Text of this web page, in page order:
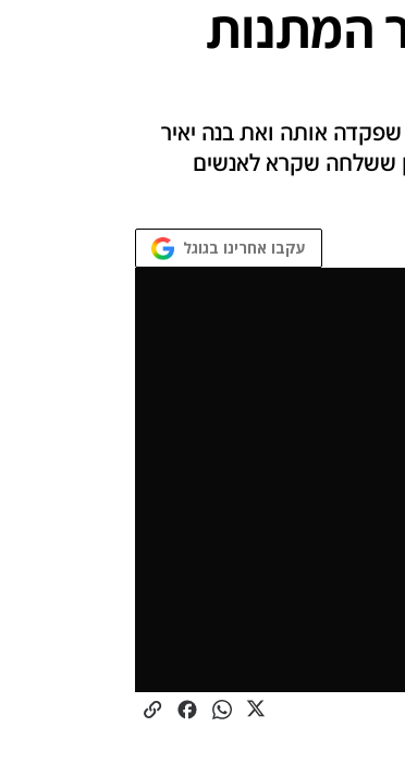
המתנות
אותה ואת בנה יאיר
ששלחה שקרא לאנשים
עקבו אחרינו בגוגל